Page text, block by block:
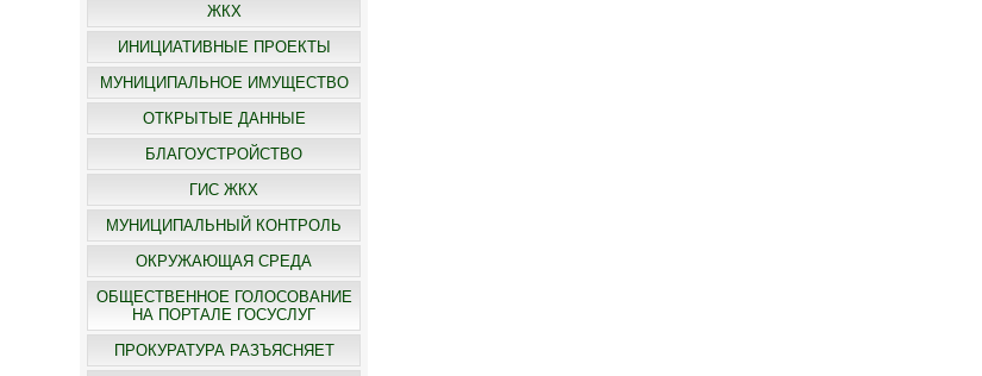
ЖКХ
ИНИЦИАТИВНЫЕ ПРОЕКТЫ
МУНИЦИПАЛЬНОЕ ИМУЩЕСТВО
ОТКРЫТЫЕ ДАННЫЕ
БЛАГОУСТРОЙСТВО
ГИС ЖКХ
МУНИЦИПАЛЬНЫЙ КОНТРОЛЬ
ОКРУЖАЮЩАЯ СРЕДА
ОБЩЕСТВЕННОЕ ГОЛОСОВАНИЕ
НА ПОРТАЛЕ ГОСУСЛУГ
ПРОКУРАТУРА РАЗЪЯСНЯЕТ